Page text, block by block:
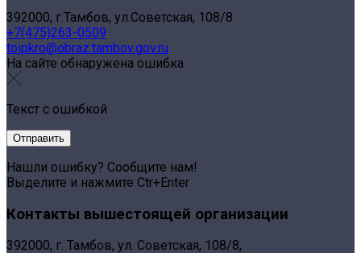
392000, г.Тамбов, ул.Советская, 108/8
+7(475)263-0509
toipkro@obraz.tambov.gov.ru
На сайте обнаружена ошибка
Текст с ошибкой
Нашли ошибку? Сообщите нам!
Выделите и нажмите Ctr+Enter
Контакты вышестоящей организации
392000, г. Тамбов, ул. Советская, 108/8,